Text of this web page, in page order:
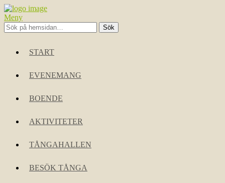
Meny
START
EVENEMANG
BOENDE
AKTIVITETER
TÅNGAHALLEN
BESÖK TÅNGA